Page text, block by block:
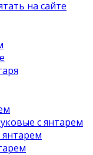
на сайте
с янтарем
янтарем